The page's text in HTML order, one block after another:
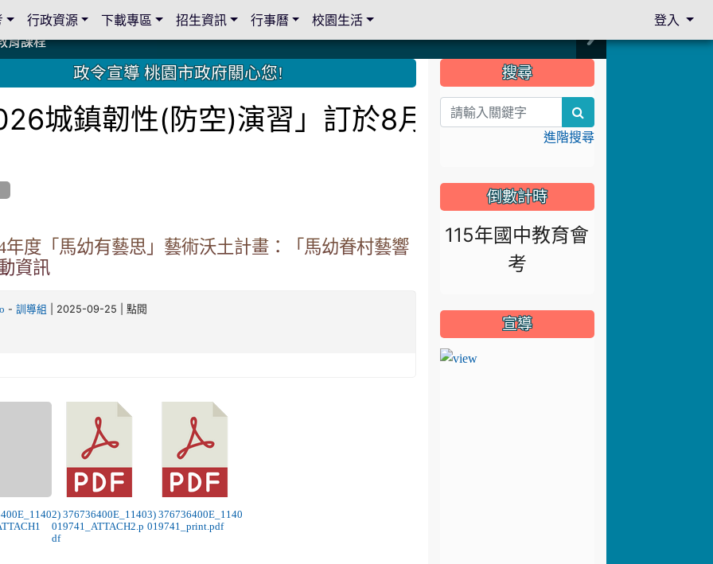
育課程
育課程
市家長會與桃園女子美容商業童也工會義剪活動
市家長會與桃園女子美容商業童也工會義剪活動
育課程
育課程
獅子會與本校師生歲末感恩活動
獅子會與本校師生歲末感恩活動
獅子會贈送本校學生耶誕禮物
獅子會贈送本校學生耶誕禮物
物
物
金
金
國際獅子會獅兄、師姐同樂
國際獅子會獅兄、師姐同樂
共關係
共關係
政令宣導 桃園市政府關心您!
城鎮韌性(防空)演習」訂於8月13日下午14:30至
年度「馬幼有藝思」藝術沃土計畫：「馬幼眷村藝響
資訊
- 訓導組 | 2025-09-25 | 點閱
2) 376736400E_1140
019741_ATTACH2.p
df
3) 376736400E_1140
019741_print.pdf
::: 搜尋
進階搜尋
倒數計時
115年國中教育會
考
宣導
行政資源 下載專區 招生資訊 行事曆 校園生活 登入